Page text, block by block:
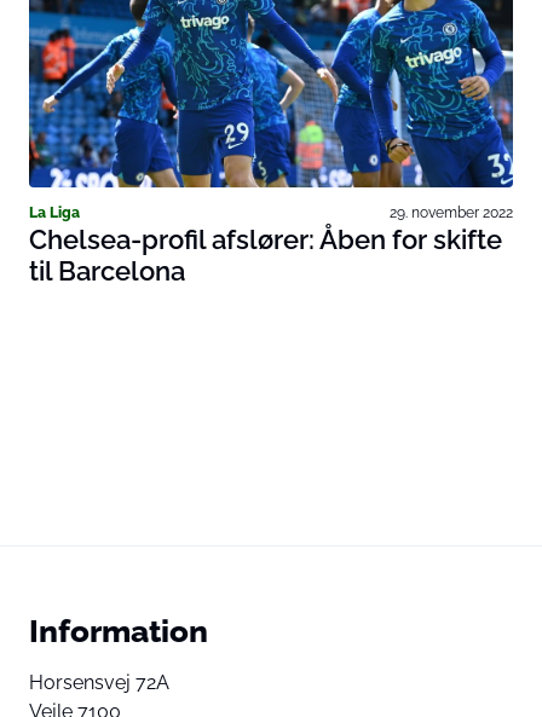
La Liga 29. november 2022
Chelsea-profil afslører: Åben for skifte
til Barcelona
Information
Horsensvej 72A
Vejle 7100